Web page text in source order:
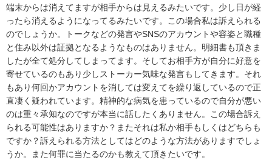
端末からは消えてますが相手からは見えるみたいです。少し日が経
ったら消えるようになってるみたいです。この場合私は訴えられる
のでしょうか。トークなどの発言やSNSのアカウントや容姿と職種
と住み以外は証拠となるようなものはありません。明細書も頂きま
したが全て処分してしまってます。そしてお相手方が自分に好意を
寄せているのもあり少しストーカー気味な発言もしてきます。それ
もあり何回かアカウントを消しては変えてを繰り返しているので正
直凄く疑われています。精神的な病気を患っているので自分が悪い
のは重々承知なのですが本当に話したくありません。この場合訴え
られる可能性はありますか？またそれは私か相手もしくはどちらも
ですか？訴えられる方法としてはどのような方法がありますでしょ
うか。また何罪に当たるのかも教えて頂きたいです。